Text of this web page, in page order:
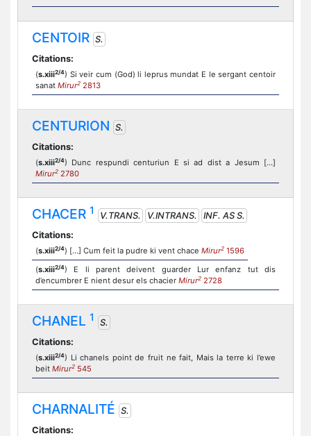
CENTOIR S.
Citations:
(s.xiii2/4) Si veir cum (God) li leprus mundat E le sergant centoir
sanat Mirur2 2813
CENTURION S.
Citations:
(s.xiii2/4) Dunc respundi centuriun E si ad dist a Jesum […]
Mirur2 2780
CHACER 1 V.TRANS. V.INTRANS.
INF. AS S.
Citations:
(s.xiii2/4) […] Cum feit la pudre ki vent chace Mirur2 1596
(s.xiii2/4) E li parent deivent guarder Lur enfanz tut dis
d’encumbrer E nient desur els chacier Mirur2 2728
CHANEL 1
S.
Citations:
(s.xiii2/4) Li chanels point de fruit ne fait, Mais la terre ki l’ewe
beit Mirur2 545
CHARNALITÉ S.
Citations: